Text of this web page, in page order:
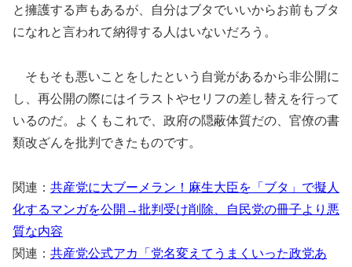
と擁護する声もあるが、自分はブタでいいからお前もブタ
になれと言われて納得する人はいないだろう。
そもそも悪いことをしたという自覚があるから非公開に
し、再公開の際にはイラストやセリフの差し替えを行って
いるのだ。よくもこれで、政府の隠蔽体質だの、官僚の書
類改ざんを批判できたものです。
関連： 共産党に大ブーメラン！麻生大臣を「ブタ」で擬人
化するマンガを公開→批判受け削除、自民党の冊子より悪
質な内容
関連： 共産党公式アカ「党名変えてうまくいった政党あ